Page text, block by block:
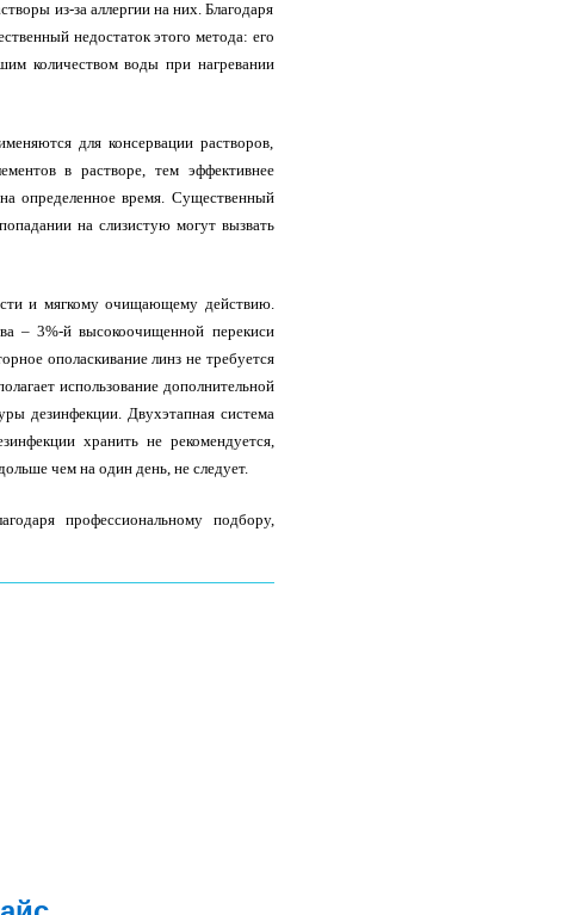
из-за аллергии на них. Благодаря
недостаток этого метода: его
количеством воды при нагревании
для консервации растворов,
в растворе, тем эффективнее
определенное время. Существенный
на слизистую могут вызвать
и мягкому очищающему действию.
– 3%-й высокоочищенной перекиси
ополаскивание линз не требуется
использование дополнительной
дезинфекции. Двухэтапная система
хранить не рекомендуется,
чем на один день, не следует.
профессиональному подбору,